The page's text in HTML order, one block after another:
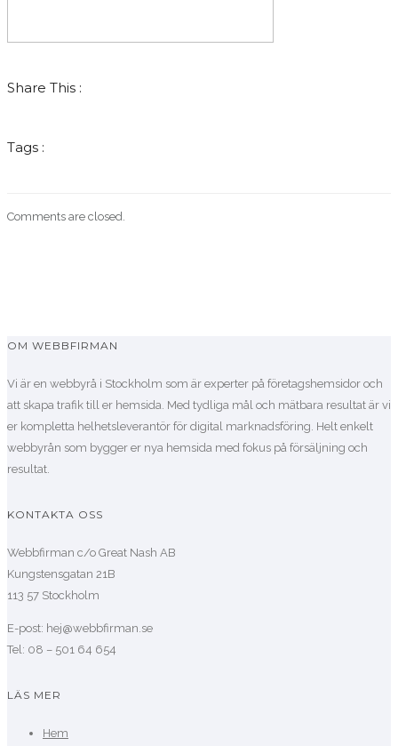
Share This :
Tags :
Comments are closed.
OM WEBBFIRMAN
Vi är en webbyrå i Stockholm som är experter på företagshemsidor och
att skapa trafik till er hemsida. Med tydliga mål och mätbara resultat är vi
er kompletta helhetsleverantör för digital marknadsföring. Helt enkelt
webbyrån som bygger er nya hemsida med fokus på försäljning och
resultat.
KONTAKTA OSS
Webbfirman c/o Great Nash AB
Kungstensgatan 21B
113 57 Stockholm
E-post: hej@webbfirman.se
Tel: 08 – 501 64 654
LÄS MER
Hem